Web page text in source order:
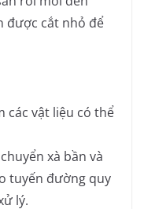
được cắt nhỏ để
các vật liệu có thể
xà bần và
tuyến đường quy
lý.